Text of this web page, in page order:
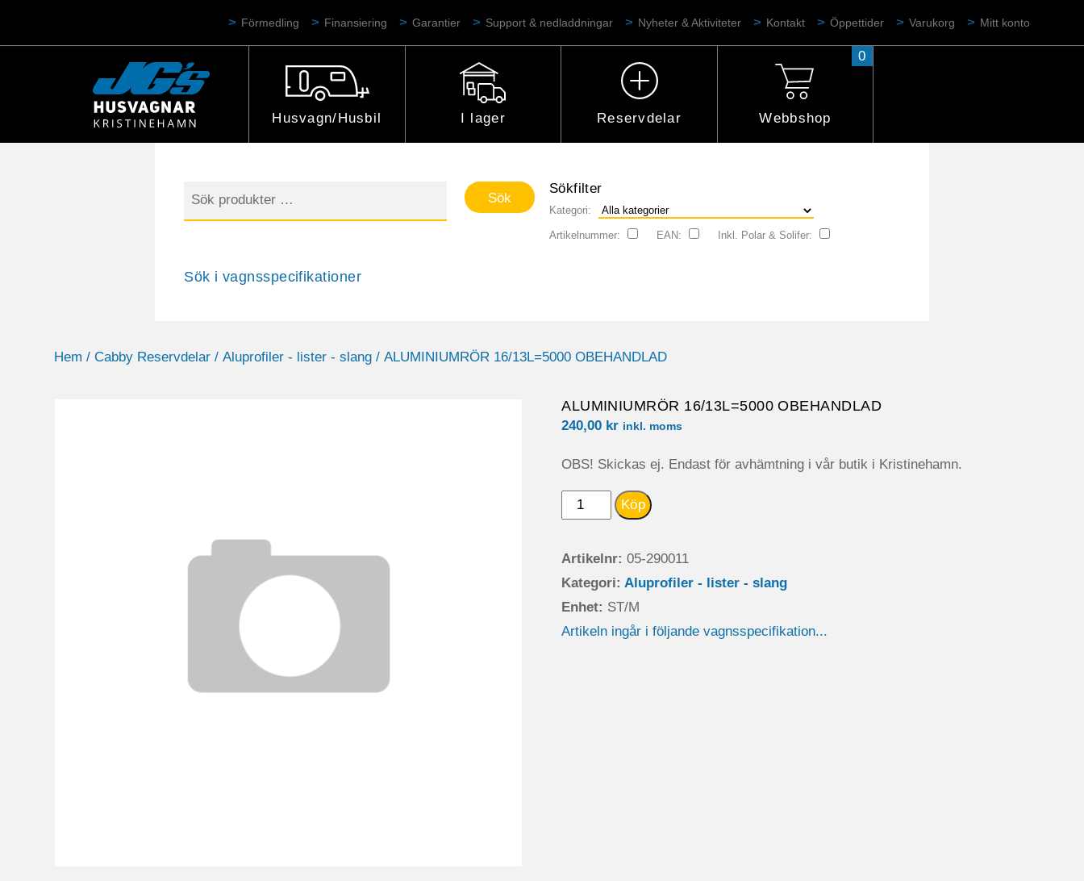
Förmedling Finansiering Garantier Support & nedladdningar Nyheter & Aktiviteter Kontakt Öppettider Varukorg Mitt konto
Husvagn/Husbil I lager Reservdelar Webbshop
0
efter:
Sökfilter
Kategori:
Artikelnummer: EAN: Inkl. Polar & Solifer:
Sök i vagnsspecifikationer
Hem / Cabby Reservdelar / Aluprofiler - lister - slang / ALUMINIUMRÖR 16/13L=5000 OBEHANDLAD
ALUMINIUMRÖR 16/13L=5000 OBEHANDLAD
240,00 kr inkl. moms
OBS! Skickas ej. Endast för avhämtning i vår butik i Kristinehamn.
ALUMINIUMRÖR
OBEHANDLAD
mängd
Köp
Artikelnr:05-290011
Kategori:Aluprofiler - lister - slang
Enhet: ST/M
Artikeln ingår i följande vagnsspecifikation...